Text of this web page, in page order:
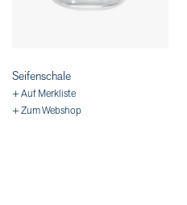
Seifenschale
+ Auf Merkliste
+ Zum Webshop